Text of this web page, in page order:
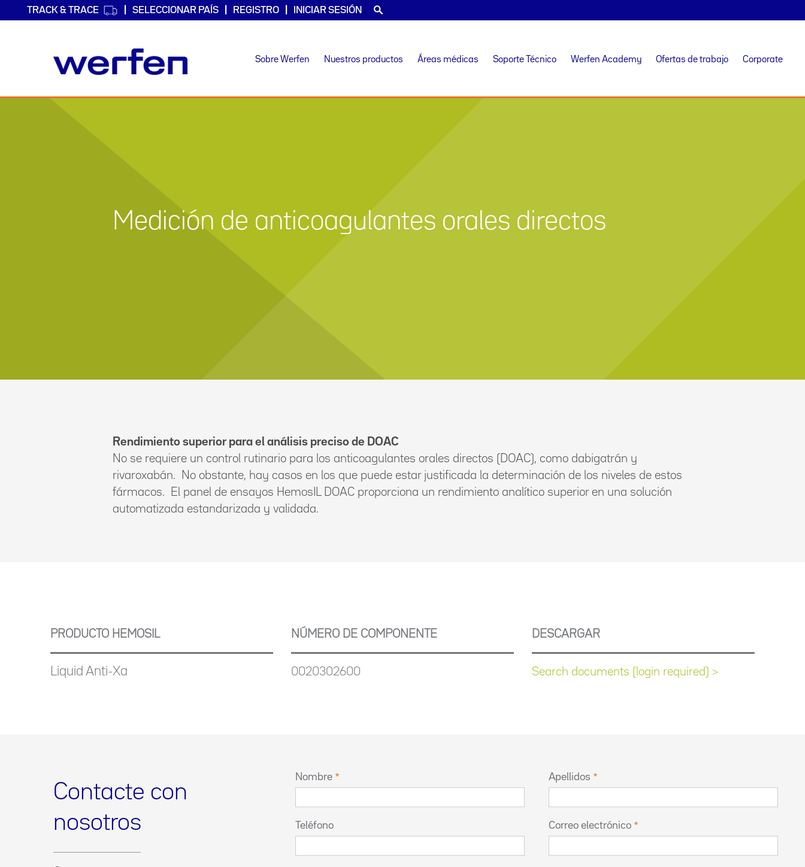
TRACK & TRACE SELECCIONAR PAÍS REGISTRO INICIAR SESIÓN
Sobre Werfen Nuestros productos Áreas médicas Soporte Técnico Werfen Academy Ofertas de trabajo Corporate
Medición de anticoagulantes orales directos
Rendimiento superior para el análisis preciso de DOAC
No se requiere un control rutinario para los anticoagulantes orales directos (DOAC), como dabigatrán y
rivaroxabán. No obstante, hay casos en los que puede estar justificada la determinación de los niveles de estos
fármacos. El panel de ensayos HemosIL DOAC proporciona un rendimiento analítico superior en una solución
automatizada estandarizada y validada.
PRODUCTO HEMOSIL NÚMERO DE COMPONENTE DESCARGAR
Liquid Anti-Xa 0020302600 Search documents (login required) >
Contacte con
nosotros
Nombre Apellidos
Teléfono Correo electrónico